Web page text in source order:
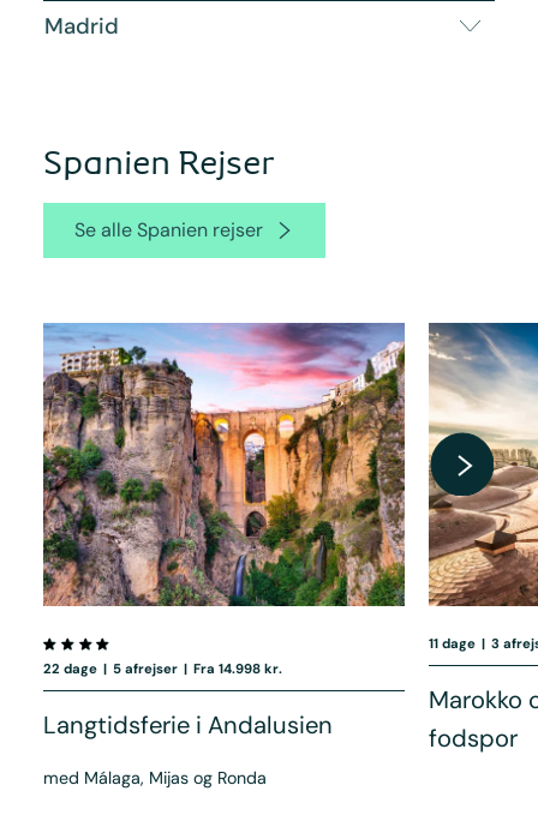
Madrid
Spanien Rejser
Se alle Spanien rejser
22 dage | 5 afrejser | Fra 14.998 kr.
Langtidsferie i Andalusien
med Málaga, Mijas og Ronda
11 dage | 3
Marokko
fodspor